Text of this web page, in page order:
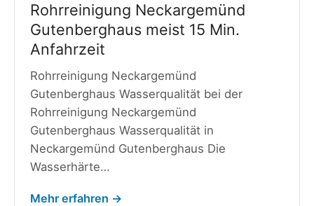
Rohrreinigung Neckargemünd
Gutenberghaus meist 15 Min.
Anfahrzeit
Rohrreinigung Neckargemünd
Gutenberghaus Wasserqualität bei der
Rohrreinigung Neckargemünd
Gutenberghaus Wasserqualität in
Neckargemünd Gutenberghaus Die
Wasserhärte…
Mehr erfahren →